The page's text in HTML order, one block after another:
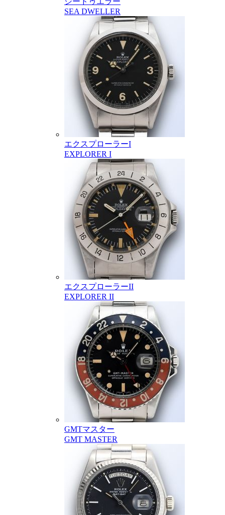
SEA DWELLER
エクスプローラーI
EXPLORER I
エクスプローラーII
EXPLORER II
GMTマスター
GMT MASTER